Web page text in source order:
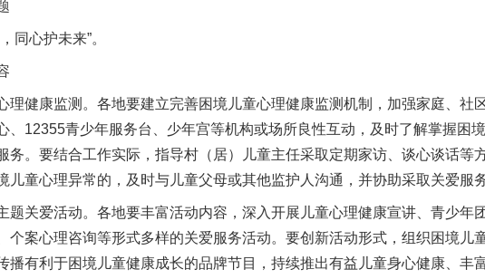
心护未来”。
健康监测。各地要建立完善困境儿童心理健康监测机制，加强家庭、社
、12355青少年服务台、少年宫等机构或场所良性互动，及时了解掌握困
务。要结合工作实际，指导村（居）儿童主任采取定期家访、谈心谈话等
儿童心理异常的，及时与儿童父母或其他监护人沟通，并协助采取关爱服务
关爱活动。各地要丰富活动内容，深入开展儿童心理健康宣讲、青少年
个案心理咨询等形式多样的关爱服务活动。要创新活动形式，组织困境儿
播有利于困境儿童健康成长的品牌节目，持续推出有益儿童身心健康、丰